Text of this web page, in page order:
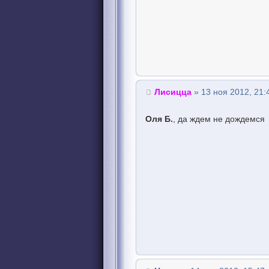
Лисицца » 13 ноя 2012,
Оля Б., да ждем не дождемся